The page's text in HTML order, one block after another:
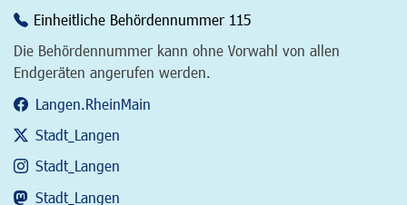
Einheitliche Behördennummer 115
Die Behördennummer kann ohne Vorwahl von allen
Endgeräten angerufen werden.
Langen.RheinMain
Stadt_Langen
Stadt_Langen
Stadt_Langen